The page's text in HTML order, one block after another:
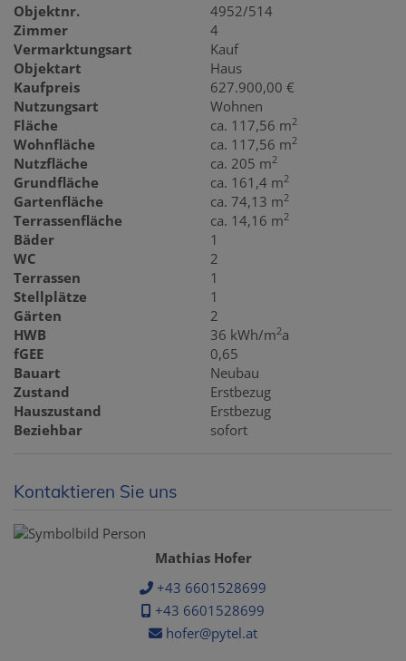
Objektnr.
4952/514
Zimmer
4
Vermarktungsart
Kauf
Objektart
Haus
Kaufpreis
627.900,00 €
Nutzungsart
Wohnen
Fläche
ca. 117,56 m2
Wohnfläche ca. 117,56 m2
Nutzfläche ca. 205 m2
Grundfläche ca. 161,4 m2
Gartenfläche ca. 74,13 m2
Terrassenfläche ca. 14,16 m2
Bäder
1
WC
2
Terrassen
1
Stellplätze
1
Gärten
2
HWB
36 kWh/m2a
fGEE
0,65
Bauart
Neubau
Zustand
Erstbezug
Hauszustand
Erstbezug
Beziehbar
sofort
Kontaktieren Sie uns
Mathias Hofer
+43 6601528699
+43 6601528699
hofer@pytel.at